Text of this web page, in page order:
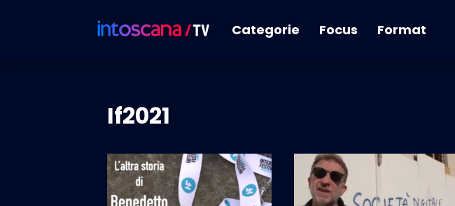
Categorie Focus Format
If2021